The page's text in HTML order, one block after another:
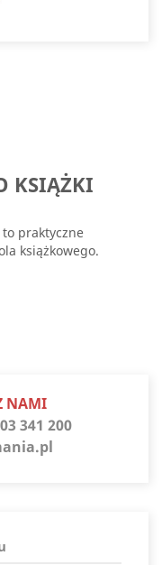
KSIĄŻKI
to praktyczne
książkowego.
NAMI
341 200